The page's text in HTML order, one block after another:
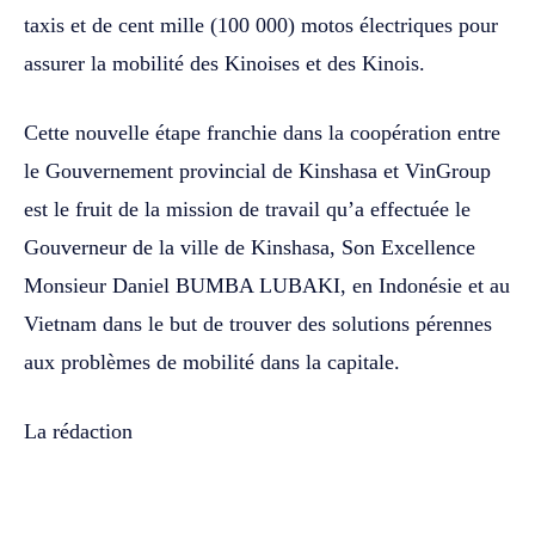
taxis et de cent mille (100 000) motos électriques pour
assurer la mobilité des Kinoises et des Kinois.
Cette nouvelle étape franchie dans la coopération entre
le Gouvernement provincial de Kinshasa et VinGroup
est le fruit de la mission de travail qu’a effectuée le
Gouverneur de la ville de Kinshasa, Son Excellence
Monsieur Daniel BUMBA LUBAKI, en Indonésie et au
Vietnam dans le but de trouver des solutions pérennes
aux problèmes de mobilité dans la capitale.
La rédaction